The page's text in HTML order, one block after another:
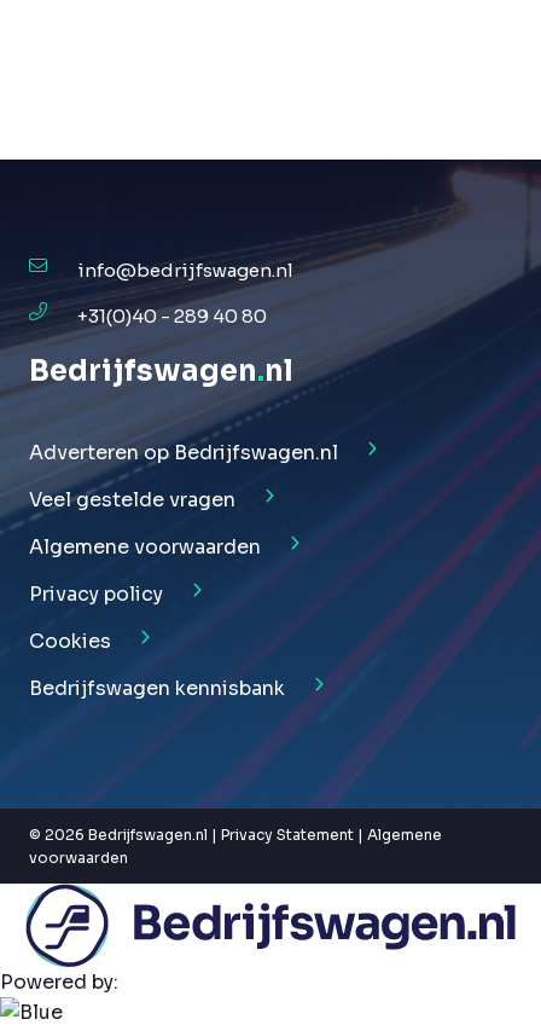
info@bedrijfswagen.nl
+31(0)40 - 289 40 80
Bedrijfswagen.nl
Adverteren op Bedrijfswagen.nl
Veel gestelde vragen
Algemene voorwaarden
Privacy policy
Cookies
Bedrijfswagen kennisbank
© 2026 Bedrijfswagen.nl | Privacy Statement | Algemene
voorwaarden
Powered by: